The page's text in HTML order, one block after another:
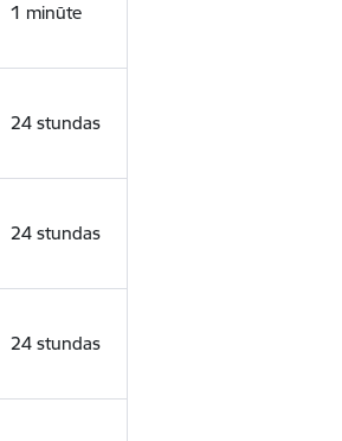
1 minūte
24 stundas
24 stundas
24 stundas